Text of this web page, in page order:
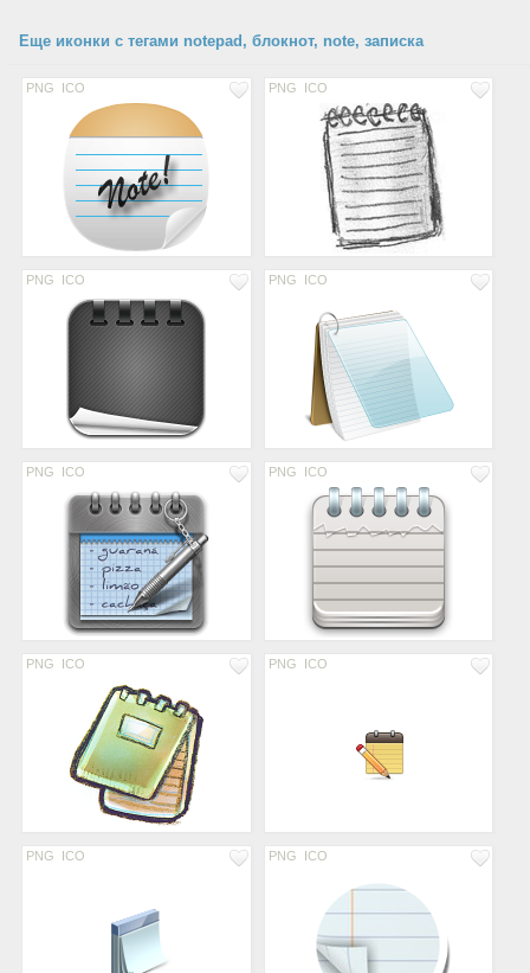
Еще иконки с тегами notepad, блокнот, note, записка
PNG ICO PNG ICO
PNG ICO PNG ICO
PNG ICO PNG ICO
PNG ICO PNG ICO
PNG ICO PNG ICO